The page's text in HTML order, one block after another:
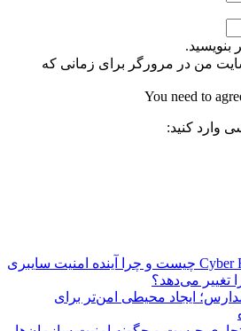
بنویسید.
من در مرورگر برای زمانی که
You need to
وارد کنید:
قانون Cyber Resilience Act چیست و چرا آینده امنیت سایبری
تغییر می‌دهد؟
ایجاد محیطی امن‌تر برای